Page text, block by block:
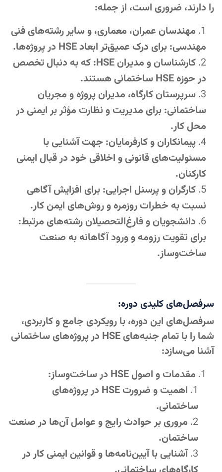
را دارند، ضروری است، از جمله:
مهندسان عمران، معماری، و سایر رشته‌های فنی
مهندسی: برای درک عمیق‌تر ابعاد HSE در پروژه‌ها.
کارشناسان و مدیران HSE: که به دنبال تخصص
در حوزه HSE ساختمانی هستند.
سرپرستان کارگاه، مدیران پروژه و مجریان
ساختمانی: برای مدیریت و نظارت مؤثر بر ایمنی در
محل کار.
پیمانکاران و کارفرمایان: جهت آشنایی با
مسئولیت‌های قانونی و اخلاقی خود در قبال ایمنی
کارکنان.
کارگران و پرسنل اجرایی: برای افزایش آگاهی
نسبت به خطرات روزمره و روش‌های ایمن کار.
دانشجویان و فارغ‌التحصیلان رشته‌های مرتبط:
برای تقویت رزومه و ورود آگاهانه به صنعت
ساخت‌وساز.
سرفصل‌های کلیدی دوره:
سرفصل‌های این دوره، با رویکردی جامع و کاربردی،
شما را با تمام جنبه‌های HSE در پروژه‌های ساختمانی
آشنا می‌سازد:
مقدمات و اصول HSE در ساخت‌وساز:
اهمیت و ضرورت HSE در پروژه‌های
ساختمانی.
مروری بر حوادث رایج و عوامل آن‌ها در صنعت
ساختمان.
آشنایی با آیین‌نامه‌ها و قوانین ایمنی کار در